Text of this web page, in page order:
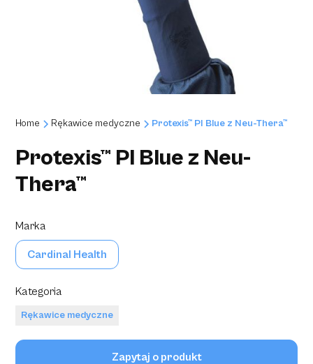
Home Rękawice medyczne Protexis™ PI Blue z Neu-Thera™
Protexis™ PI Blue z Neu-
Thera™
Marka
Cardinal Health
Kategoria
Rękawice medyczne
Zapytaj o produkt